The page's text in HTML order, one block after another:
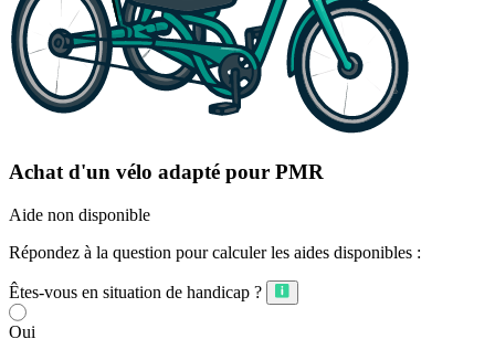
Achat d'un vélo adapté pour PMR
Aide non disponible
Répondez à la question pour calculer les aides disponibles :
Êtes-vous en situation de handicap ?
Oui